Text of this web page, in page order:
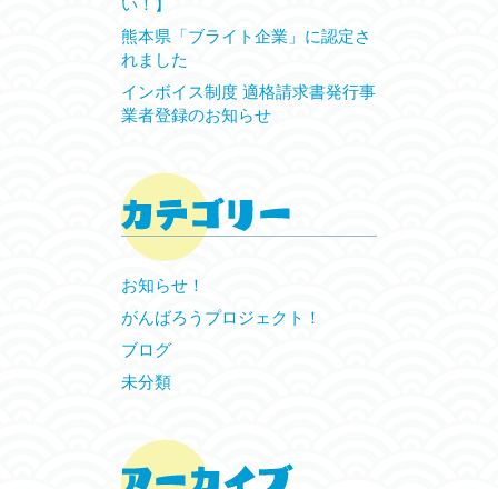
い！】
熊本県「ブライト企業」に認定さ
れました
インボイス制度 適格請求書発行事
業者登録のお知らせ
お知らせ！
がんばろうプロジェクト！
ブログ
未分類